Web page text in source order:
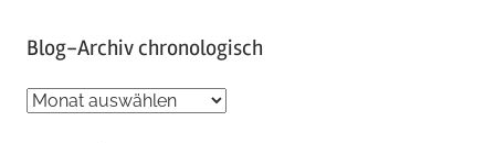
Blog-Archiv chronologisch
Blog-